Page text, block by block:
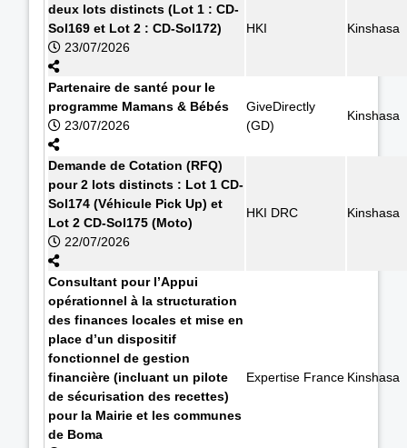
deux lots distincts (Lot 1 : CD-
Sol169 et Lot 2 : CD-Sol172)
23/07/2026
HKI Kinshasa
Partenaire de santé pour le
programme Mamans & Bébés
23/07/2026
GiveDirectly
(GD)
Kinshasa
Demande de Cotation (RFQ)
pour 2 lots distincts : Lot 1 CD-
Sol174 (Véhicule Pick Up) et
Lot 2 CD-Sol175 (Moto)
22/07/2026
HKI DRC Kinshasa
Consultant pour l’Appui
opérationnel à la structuration
des finances locales et mise en
place d’un dispositif
fonctionnel de gestion
financière (incluant un pilote
de sécurisation des recettes)
pour la Mairie et les communes
de Boma
Expertise France Kinshasa